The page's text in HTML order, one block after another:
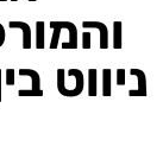
ניווט